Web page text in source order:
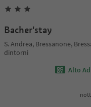
Bacher'stay
S. Andrea, Bressanone,
dintorni
Alto